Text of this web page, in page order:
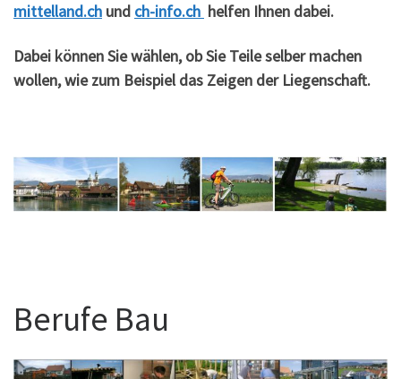
mittelland.ch und ch-info.ch helfen Ihnen dabei.
Dabei können Sie wählen, ob Sie Teile selber machen
wollen, wie zum Beispiel das Zeigen der Liegenschaft.
Berufe Bau